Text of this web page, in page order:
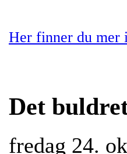
Her finner du mer
Det
fredag 24.